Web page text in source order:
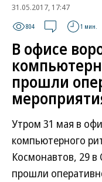
31.05.2017, 17:47
804 1 мин.
В офисе
прошли
Утром 31 мая в
компьютерного
Космонавтов, 29 в
прошли